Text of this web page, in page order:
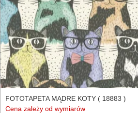
FOTOTAPETA MĄDRE KOTY ( 18883 )
Cena zależy od wymiarów